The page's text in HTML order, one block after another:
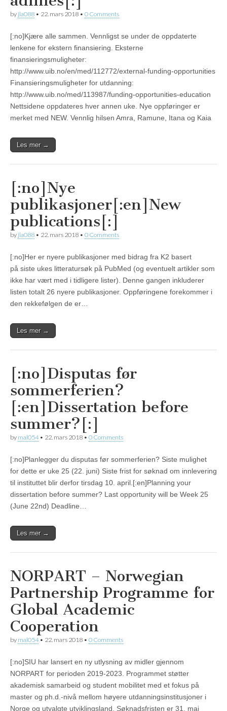
by jla088 • 22. mars 2018 • 0 Comments
[:no]Kjære alle sammen. Vennligst se under de oppdaterte
lenkene for ekstern finansiering. Eksterne
finansieringsmuligheter:
http://www.uib.no/en/med/112772/external-funding-opportunities
Finansieringsmuligheter for utdanning:
http://www.uib.no/med/113987/funding-opportunities-education
Nettsidene oppdateres hver annen uke. Nye oppføringer er
merket med NEW. Vennlig hilsen Amra, Ramune, Itana og Kaia
Les mer →
[:no]Nye
publikasjoner[:en]New
publications[:]
by jla088 • 22. mars 2018 • 0 Comments
[:no]Her er nyere publikasjoner med bidrag fra K2 basert
på siste ukes litteratursøk på PubMed (og eventuelt artikler som
ikke har vært med i tidligere lister). Denne gangen inkluderer
listen totalt 26 nyere publikasjoner. Oppføringene forekommer i
den rekkefølgen de er…
Les mer →
[:no]Disputas før
sommerferien?
[:en]Dissertation before
summer?[:]
by mal054• 22. mars 2018 • 0 Comments
[:no]Planlegger du disputas før sommerferien? Siste mulighet
for dette er uke 25 (22. juni) Siste frist for søknad om innlevering
til instituttet blir derfor tirsdag 10. april.[:en]Planning your
dissertation before summer? Last opportunity will be Week 25
(June 22nd) Deadline…
Les mer →
NORPART – Norwegian
Partnership Programme for
Global Academic
Cooperation
by mal054• 22. mars 2018 • 0 Comments
[:no]SIU har lansert en ny utlysning av midler gjennom
NORPART for perioden 2019-2023. Programmet støtter
akademisk samarbeid og student mobilitet med et fokus på
master og ph.d.-nivå mellom høyere utdanningsinstitusjoner i
Norge og utvalgte utviklingsland. Søknadsfristen er 31. mai